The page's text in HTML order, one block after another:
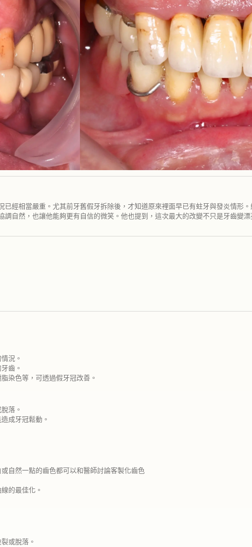
經相當嚴重。尤其前牙舊假牙拆除後，才知道原來裡面早已有蛀牙與發炎情形
自然，也讓他能夠更有自信的微笑。他也提到，這次最大的改變不只是牙齒變
況。
齒。
染色等，可透過假牙冠改善。
落。
成牙冠鬆動。
自然一點的齒色都可以和醫師討論客製化齒色
的最佳化。
或脫落。